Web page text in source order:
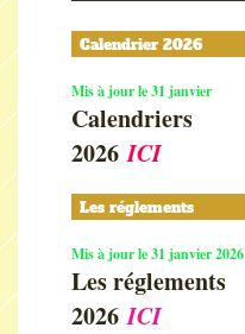
Calendrier 2026
Mis à jour le 31 janvier
Calendriers
2026ICI
Les réglements
Mis à jour le 31 janvier 2026
Les réglements
2026ICI